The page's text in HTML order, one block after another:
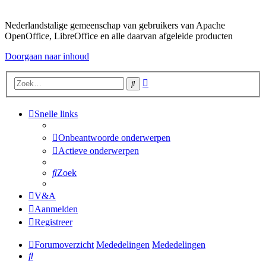
Nederlandstalige gemeenschap van gebruikers van Apache
OpenOffice, LibreOffice en alle daarvan afgeleide producten
Doorgaan naar inhoud
Zoek
Snelle links
Onbeantwoorde onderwerpen
Actieve onderwerpen
Zoek
V&A
Aanmelden
Registreer
Forumoverzicht Mededelingen Mededelingen
Zoek